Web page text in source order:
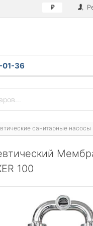
₽
01-36
санитарные насосы
100